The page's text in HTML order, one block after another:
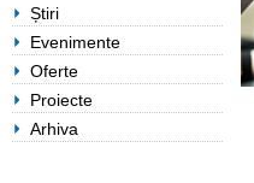
Știri
Evenimente
Oferte
Proiecte
Arhiva